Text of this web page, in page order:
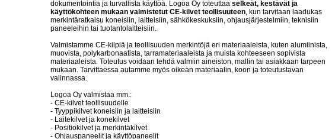
dokumentointia ja turvallista käyttöä. Logoa Oy toteuttaa selkeät, kestävät ja
käyttökohteen mukaan valmistetut CE-kilvet teollisuuteen, kun tarvitaan laadukas
merkintäratkaisu koneisiin, laitteisiin, sähkökeskuksiin, ohjausjärjestelmiin, teknisiin
paneeleihin tai tuotantolaitteisiin.
Valmistamme CE-kilpiä ja teollisuuden merkintöjä eri materiaaleista, kuten alumiinista,
muovista, polykarbonaatista, tarramateriaaleista ja muista kohteeseen sopivista
materiaaleista. Toteutus voidaan tehdä valmiin aineiston, mallin tai asiakkaan tarpeen
mukaan. Tarvittaessa autamme myös oikean materiaalin, koon ja toteutustavan
valinnassa.
Logoa Oy valmistaa mm.:
- CE-kilvet teollisuudelle
- Tyyppikilvet koneisiin ja laitteisiin
- Laitekilvet ja konekilvet
- Positiokilvet ja merkintäkilvet
- Ohjauspaneelit ja käyttöpaneelit